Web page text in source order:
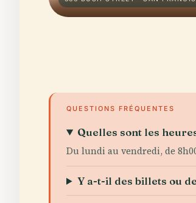
QUESTIONS FRÉQUENTES
Quelles sont les
Du lundi au vendredi, de
Y a-t-il des billets ou